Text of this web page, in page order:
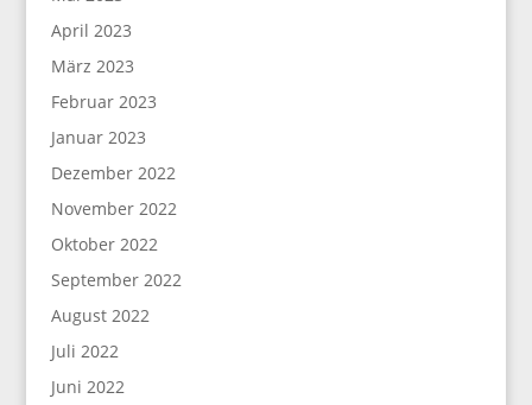
April 2023
März 2023
Februar 2023
Januar 2023
Dezember 2022
November 2022
Oktober 2022
September 2022
August 2022
Juli 2022
Juni 2022